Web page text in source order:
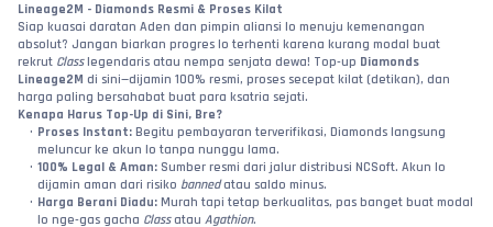
Lineage2M - Diamonds Resmi & Proses Kilat
Siap kuasai daratan Aden dan pimpin aliansi lo menuju kemenangan
absolut? Jangan biarkan progres lo terhenti karena kurang modal buat
rekrut Class legendaris atau nempa senjata dewa! Top-up Diamonds
Lineage2M di sini—dijamin 100% resmi, proses secepat kilat (detikan), dan
harga paling bersahabat buat para ksatria sejati.
Kenapa Harus Top-Up di Sini, Bre?
Proses Instant: Begitu pembayaran terverifikasi, Diamonds langsung
meluncur ke akun lo tanpa nunggu lama.
100% Legal & Aman: Sumber resmi dari jalur distribusi NCSoft. Akun lo
dijamin aman dari risiko banned atau saldo minus.
Harga Berani Diadu: Murah tapi tetap berkualitas, pas banget buat modal
lo nge-gas gacha Class atau Agathion.